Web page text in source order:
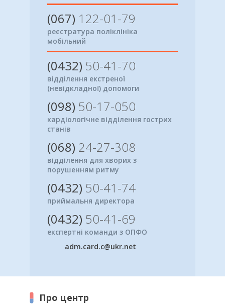
(067) 122-01-79
реєстратура поліклініка
мобільний
(0432) 50-41-70
відділення екстреної
(невідкладної) допомоги
(098) 50-17-050
кардіологічне відділення гострих
станів
(068) 24-27-308
відділення для хворих з
порушенням ритму
(0432) 50-41-74
приймальня директора
(0432) 50-41-69
експертні команди з ОПФО
adm.card.c@ukr.net
Про центр